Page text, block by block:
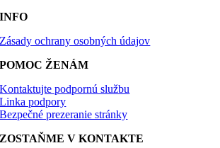
INFO
Zásady ochrany osobných údajov
POMOC ŽENÁM
Kontaktujte podpornú službu
Linka podpory
Bezpečné prezeranie stránky
ZOSTAŇME V KONTAKTE